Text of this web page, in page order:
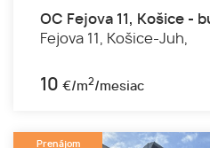
OC Fejova 11, Košice -
Fejova 11,
Košice-Juh,
10 €/m2/mesiac
Prenájom